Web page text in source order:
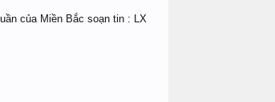
của Miền Bắc soạn tin : LX